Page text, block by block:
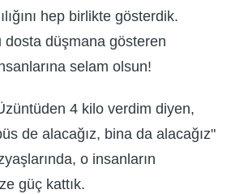
hep birlikte gösterdik.
dosta düşmana gösteren
selam olsun!
4 kilo verdim diyen,
de alacağız, bina da alacağız"
o insanların
güç kattık.